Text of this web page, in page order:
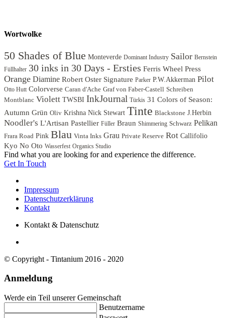
Wortwolke
50 Shades of Blue Monteverde Dominant Industry Sailor Bernstein
Füllhalter 30 inks in 30 Days - Ersties Ferris Wheel Press
Orange Diamine Robert Oster Signature Parker P.W.Akkerman Pilot
Otto Hutt Colorverse Caran d'Ache Graf von Faber-Castell Schreiben
Montblanc Violett TWSBI InkJournal Türkis 31 Colors of Season:
Autumn Grün Oliv Krishna Nick Stewart Tinte Blackstone J.Herbin
Noodler's L'Artisan Pastellier Füller Braun Shimmering Schwarz Pelikan
Frara Road Pink Blau Vinta Inks Grau Private Reserve Rot Callifolio
Kyo No Oto Wasserfest Organics Studio
Find what you are looking for and experience the difference.
Get In Touch
Impressum
Datenschutzerklärung
Kontakt
Kontakt & Datenschutz
© Copyright - Tintanium 2016 - 2020
Anmeldung
Werde ein Teil unserer Gemeinschaft
Benutzername